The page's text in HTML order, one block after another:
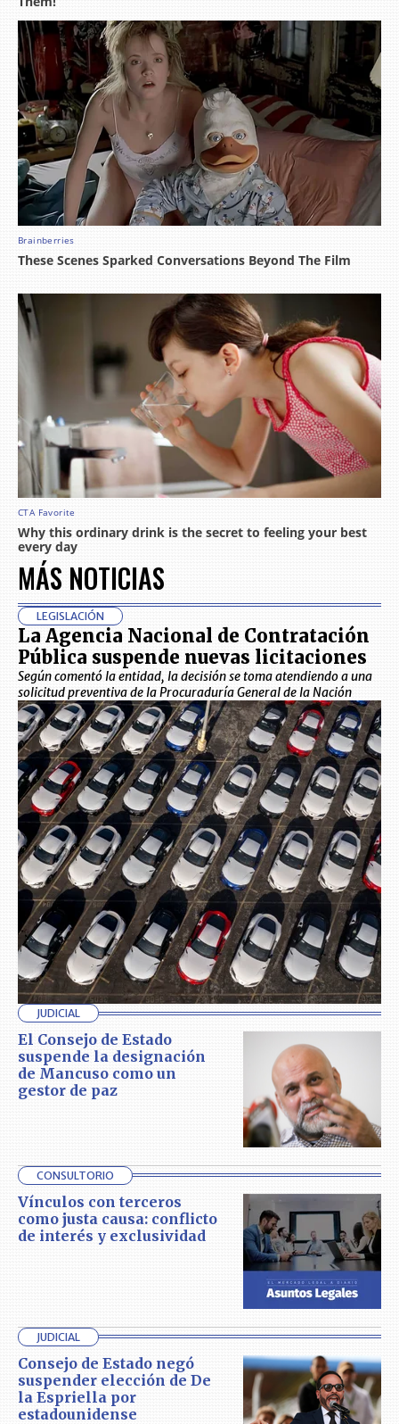
MÁS NOTICIAS
LEGISLACIÓN
La Agencia Nacional de Contratación
Pública suspende nuevas licitaciones
Según comentó la entidad, la decisión se toma atendiendo a una
solicitud preventiva de la Procuraduría General de la Nación
JUDICIAL
El Consejo de Estado
suspende la designación
de Mancuso como un
gestor de paz
CONSULTORIO
Vínculos con terceros
como justa causa: conflicto
de interés y exclusividad
JUDICIAL
Consejo de Estado negó
suspender elección de De
la Espriella por
estadounidense